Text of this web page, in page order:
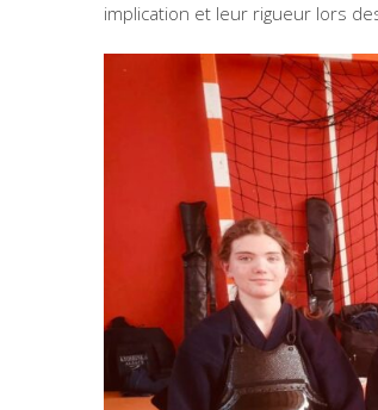
implication et leur rigueur lors